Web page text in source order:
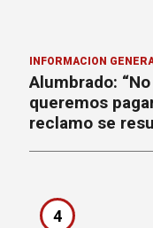
INFORMACION
Alumbrado:
queremos
reclamo se
4